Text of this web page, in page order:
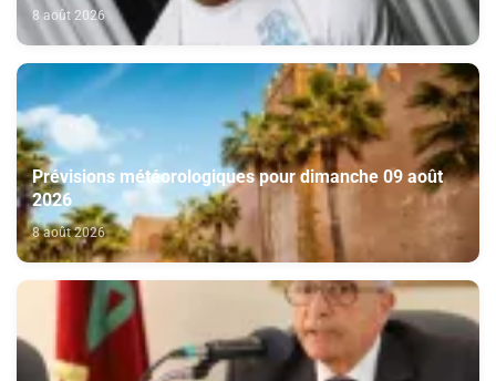
Viseu
8 août 2026
Prévisions météorologiques pour dimanche 09 août
2026
8 août 2026